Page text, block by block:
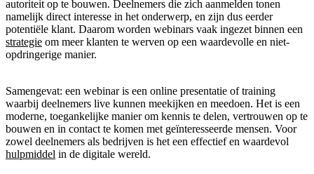
autoriteit op te bouwen. Deelnemers die zich aanmelden tonen
namelijk direct interesse in het onderwerp, en zijn dus eerder
potentiële klant. Daarom worden webinars vaak ingezet binnen een
strategie om meer klanten te werven op een waardevolle en niet-
opdringerige manier.
Samengevat: een webinar is een online presentatie of training
waarbij deelnemers live kunnen meekijken en meedoen. Het is een
moderne, toegankelijke manier om kennis te delen, vertrouwen op te
bouwen en in contact te komen met geïnteresseerde mensen. Voor
zowel deelnemers als bedrijven is het een effectief en waardevol
hulpmiddel in de digitale wereld.